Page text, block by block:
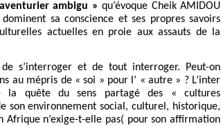
ambigu » qu’évoque Cheik AMIDOU
sa conscience et ses propres savoirs
actuelles en proie aux assauts de la
s’interroger et de tout interroger. Peut-on
au mépris de « soi » pour l’ « autre » ? L’inter
la quête du sens partagé des « cultures
son environnement social, culturel, historique,
Afrique n’exige-t-elle pas( pour son affirmation